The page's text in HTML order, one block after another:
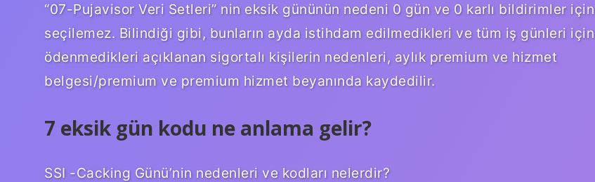
“07-Pujavisor Veri Setleri” nin eksik gününün nedeni 0 gün ve 0 karlı bildirimler için
seçilemez. Bilindiği gibi, bunların ayda istihdam edilmedikleri ve tüm iş günleri için
ödenmedikleri açıklanan sigortalı kişilerin nedenleri, aylık premium ve hizmet
belgesi/premium ve premium hizmet beyanında kaydedilir.
7 eksik gün kodu ne anlama gelir?
SSI -Cacking Günü’nin nedenleri ve kodları nelerdir?